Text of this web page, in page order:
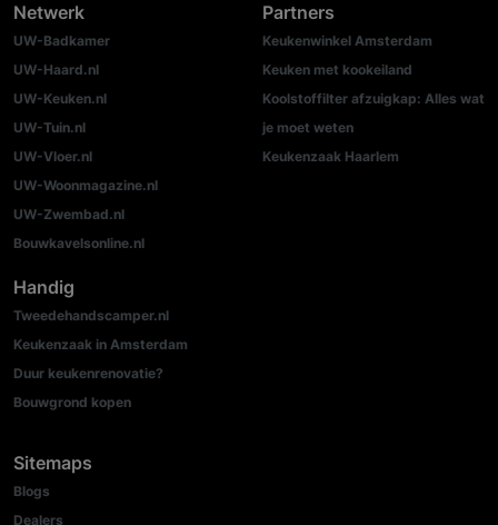
Netwerk
UW-Badkamer
UW-Haard.nl
UW-Keuken.nl
UW-Tuin.nl
UW-Vloer.nl
UW-Woonmagazine.nl
UW-Zwembad.nl
Bouwkavelsonline.nl
Partners
Keukenwinkel Amsterdam
Keuken met kookeiland
Koolstoffilter afzuigkap: Alles wat
je moet weten
Keukenzaak Haarlem
Handig
Tweedehandscamper.nl
Keukenzaak in Amsterdam
Duur keukenrenovatie?
Bouwgrond kopen
Sitemaps
Blogs
Dealers